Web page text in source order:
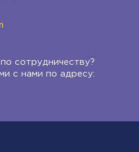
сотрудничеству?
с нами по адресу: